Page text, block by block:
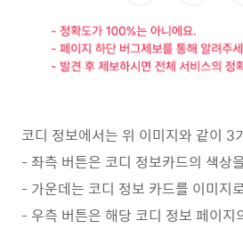
코디 정보에서는 위 이미지와 같이 3
- 좌측 버튼은 코디 정보카드의 색상
- 가운데는 코디 정보 카드를 이미지
- 우측 버튼은 해당 코디 정보 페이지